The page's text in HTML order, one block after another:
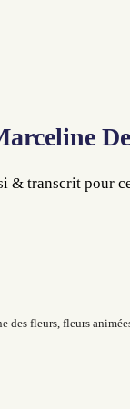
& transcrit pour
des fleurs, fleurs